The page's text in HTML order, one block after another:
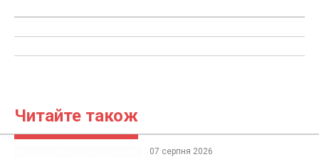
Читайте також
07 серпня 2026